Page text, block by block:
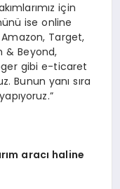
için
ise online
Target,
& Beyond,
gibi e-ticaret
Bunun yanı sıra
aracı haline